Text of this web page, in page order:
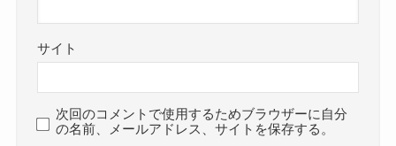
サイト
次回のコメントで使用するためブラウザーに自分
の名前、メールアドレス、サイトを保存する。